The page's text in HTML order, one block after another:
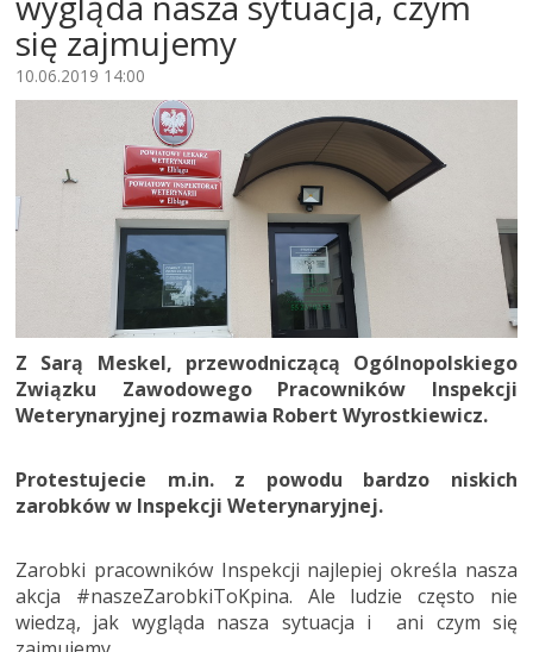
się zajmujemy
10.06.2019 14:00
Z Sarą Meskel, przewodniczącą Ogólnopolskiego
Związku Zawodowego Pracowników Inspekcji
Weterynaryjnej rozmawia Robert Wyrostkiewicz.
Protestujecie m.in. z powodu bardzo niskich
zarobków w Inspekcji Weterynaryjnej.
Zarobki pracowników Inspekcji najlepiej określa nasza
akcja #naszeZarobkiToKpina. Ale ludzie często nie
wiedzą, jak wygląda nasza sytuacja i ani czym się